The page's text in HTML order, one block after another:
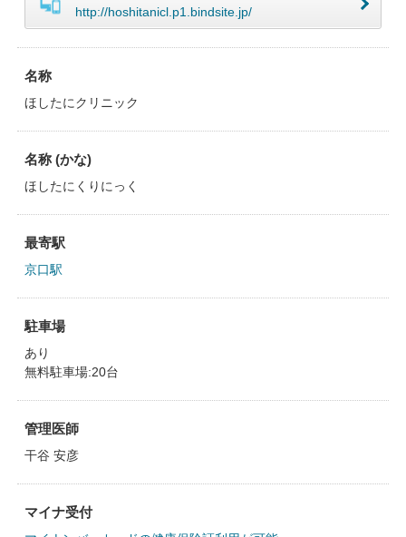
http://hoshitanicl.p1.bindsite.jp/
名称
ほしたにクリニック
名称 (かな)
ほしたにくりにっく
最寄駅
京口駅
駐車場
あり
無料駐車場:20台
管理医師
干谷 安彦
マイナ受付